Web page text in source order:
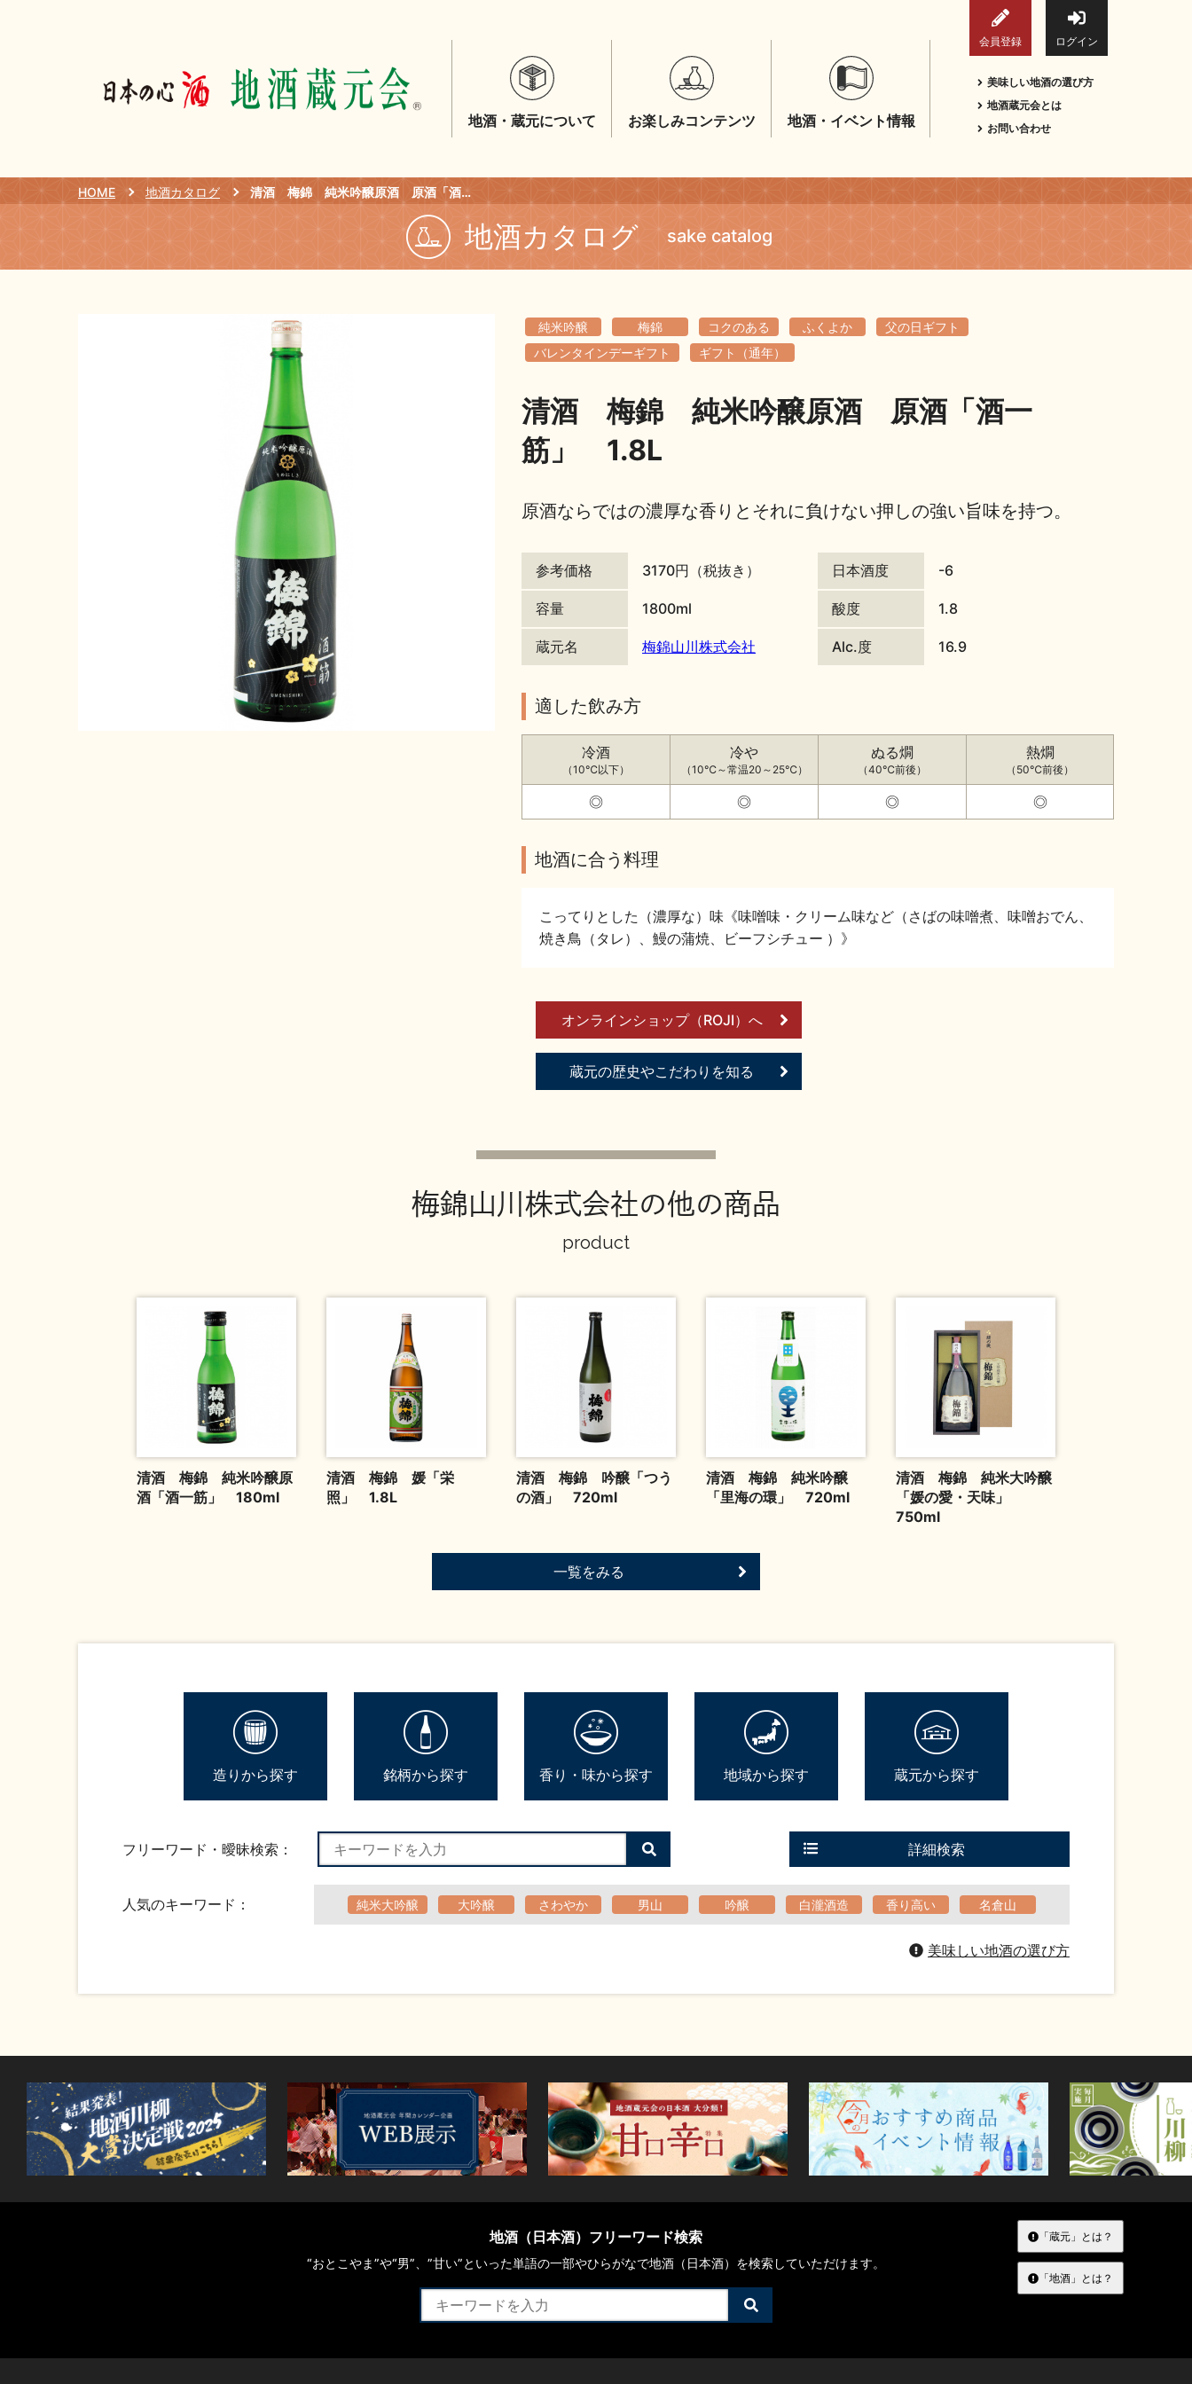
会員登録 ログイン
地酒・蔵元について お楽しみコンテンツ 地酒・イベント情報
美味しい地酒の選び方
地酒蔵元会とは
お問い合わせ
HOME 地酒カタログ 清酒 梅錦 純米吟醸原酒 原酒「酒一筋」 1.8L
地酒カタログ sake catalog
純米吟醸 梅錦 コクのある ふくよか
父の日ギフト
バレンタインデーギフト
ギフト（通年）
清酒 梅錦 純米吟醸原酒 原酒「酒一
筋」 1.8L
原酒ならではの濃厚な香りとそれに負けない押しの強い旨味を持つ。
参考価格 3170円（税抜き）
容量 1800ml
蔵元名 梅錦山川株式会社
日本酒度 -6
酸度 1.8
Alc.度 16.9
適した飲み方
冷酒
（10℃以下）
冷や
（10℃～常温20～25℃）
ぬる燗
（40℃前後）
熱燗
（50℃前後）
◎ ◎ ◎ ◎
地酒に合う料理
こってりとした（濃厚な）味《味噌味・クリーム味など（さばの味噌煮、味噌おでん、
焼き鳥（タレ）、鰻の蒲焼、ビーフシチュー ）》
オンラインショップ（ROJI）へ
蔵元の歴史やこだわりを知る
梅錦山川株式会社の他の商品
product
清酒 梅錦 純米吟醸原
酒「酒一筋」 180ml
清酒 梅錦 媛「栄
照」 1.8L
清酒 梅錦 吟醸「つう
の酒」 720ml
清酒 梅錦 純米吟醸
「里海の環」 720ml
清酒 梅錦 純米大吟醸
「媛の愛・天味」
750ml
一覧をみる
造りから探す 銘柄から探す 香り・味から探す 地域から探す 蔵元から探す
フリーワード・曖昧検索：
検
索
る
詳細検索
人気のキーワード： 純米大吟醸 大吟醸 さわやか 男山 吟醸 白瀧酒造 香り高い 名倉山
美味しい地酒の選び方
地酒（日本酒）フリーワード検索
“おとこやま”や“男”、”甘い”といった単語の一部やひらがなで地酒（日本酒）を検索していただけます。
検
索
「蔵元」とは？
「地酒」とは？